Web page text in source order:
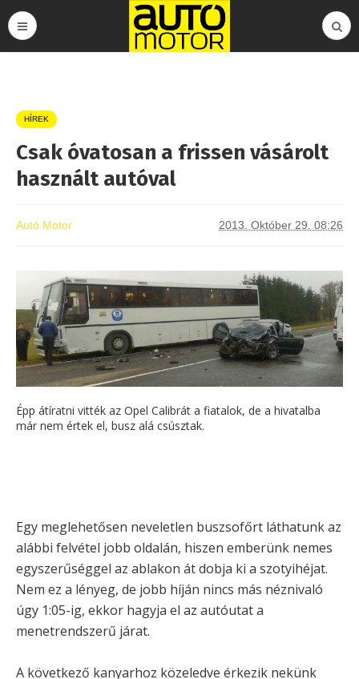
HÍREK
Csak óvatosan a frissen vásárolt
használt autóval
Autó Motor 2013. Október 29. 08:26
Épp átíratni vitték az Opel Calibrát a fiatalok, de a hivatalba
már nem értek el, busz alá csúsztak.
Egy meglehetősen neveletlen buszsofőrt láthatunk az
alábbi felvétel jobb oldalán, hiszen emberünk nemes
egyszerűséggel az ablakon át dobja ki a szotyihéjat.
Nem ez a lényeg, de jobb híján nincs más néznivaló
úgy 1:05-ig, ekkor hagyja el az autóutat a
menetrendszerű járat.
A következő kanyarhoz közeledve érkezik nekünk